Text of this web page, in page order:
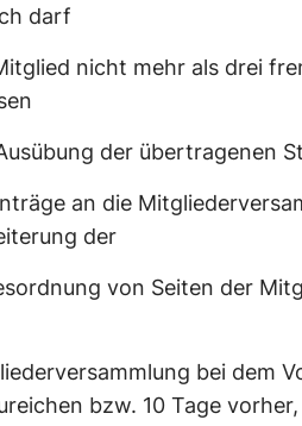
darf
nicht mehr als drei
der übertragenen
an die
der
von Seiten der
bei dem
bzw. 10 Tage